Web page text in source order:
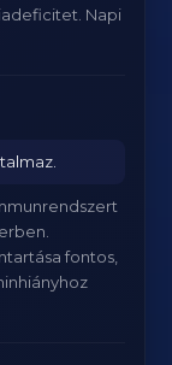
Napi
fontos,